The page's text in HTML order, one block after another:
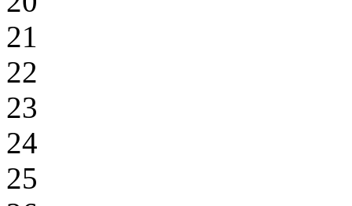
21
22
23
24
25